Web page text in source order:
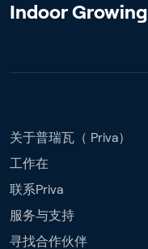
Indoor Growing
关于普瑞瓦（ Priva）
工作在
联系Priva
服务与支持
寻找合作伙伴